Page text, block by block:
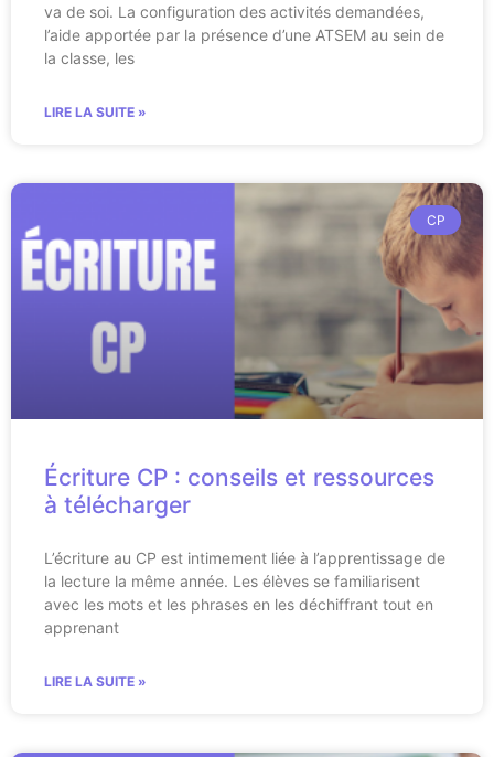
va de soi. La configuration des activités demandées,
l’aide apportée par la présence d’une ATSEM au sein de
la classe, les
LIRE LA SUITE »
CP
Écriture CP : conseils et ressources
à télécharger
L’écriture au CP est intimement liée à l’apprentissage de
la lecture la même année. Les élèves se familiarisent
avec les mots et les phrases en les déchiffrant tout en
apprenant
LIRE LA SUITE »